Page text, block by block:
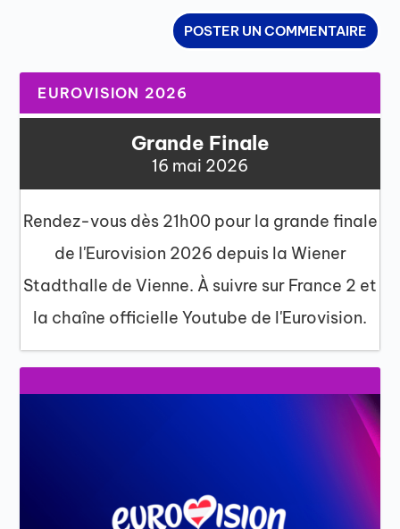
EUROVISION 2026
Grande Finale
16 mai 2026
Rendez-vous dès 21h00 pour la grande finale
de l'Eurovision 2026 depuis la Wiener
Stadthalle de Vienne. À suivre sur France 2 et
la chaîne officielle Youtube de l'Eurovision.